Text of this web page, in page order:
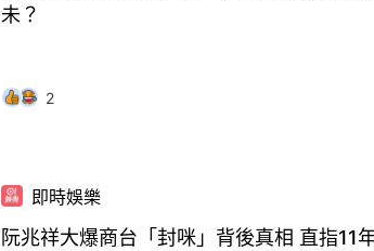
未？
2
即時娛樂
阮兆祥大爆商台「封咪」背後真相 直指11